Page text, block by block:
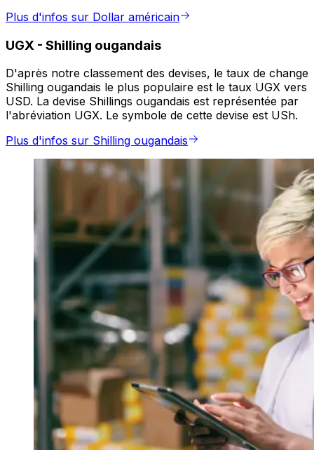
Plus d'infos sur Dollar américain
UGX - Shilling ougandais
D'après notre classement des devises, le taux de change
Shilling ougandais le plus populaire est le taux UGX vers
USD. La devise Shillings ougandais est représentée par
l'abréviation UGX. Le symbole de cette devise est USh.
Plus d'infos sur Shilling ougandais